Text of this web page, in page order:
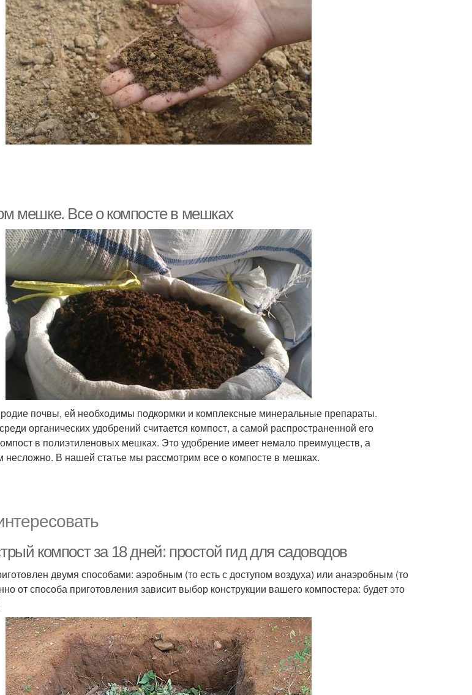
мешке. Все о компосте в мешках
почвы, ей необходимы подкормки и комплексные минеральные препараты.
органических удобрений считается компост, а самой распространенной его
в полиэтиленовых мешках. Это удобрение имеет немало преимуществ, а
несложно. В нашей статье мы рассмотрим все о компосте в мешках.
компост за 18 дней: простой гид для садоводов
двумя способами: аэробным (то есть с доступом воздуха) или анаэробным (то
от способа приготовления зависит выбор конструкции вашего компостера: будет это